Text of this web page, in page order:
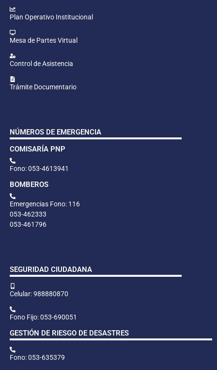
Plan Operativo Institucional
Mesa de Partes Virtual
Control de Asistencia
Trámite Documentario
NÚMEROS DE EMERGENCIA
COMISARÍA PNP
Fono: 053-4613941
BOMBEROS
Emergencias Fono: 116
053-462333
053-461796
SEGURIDAD CIUDADANA
Celular: 988880870
Fono Fijo: 053-690051
GESTIÓN DE RIESGO DE DESASTRES
Fono: 053-635379